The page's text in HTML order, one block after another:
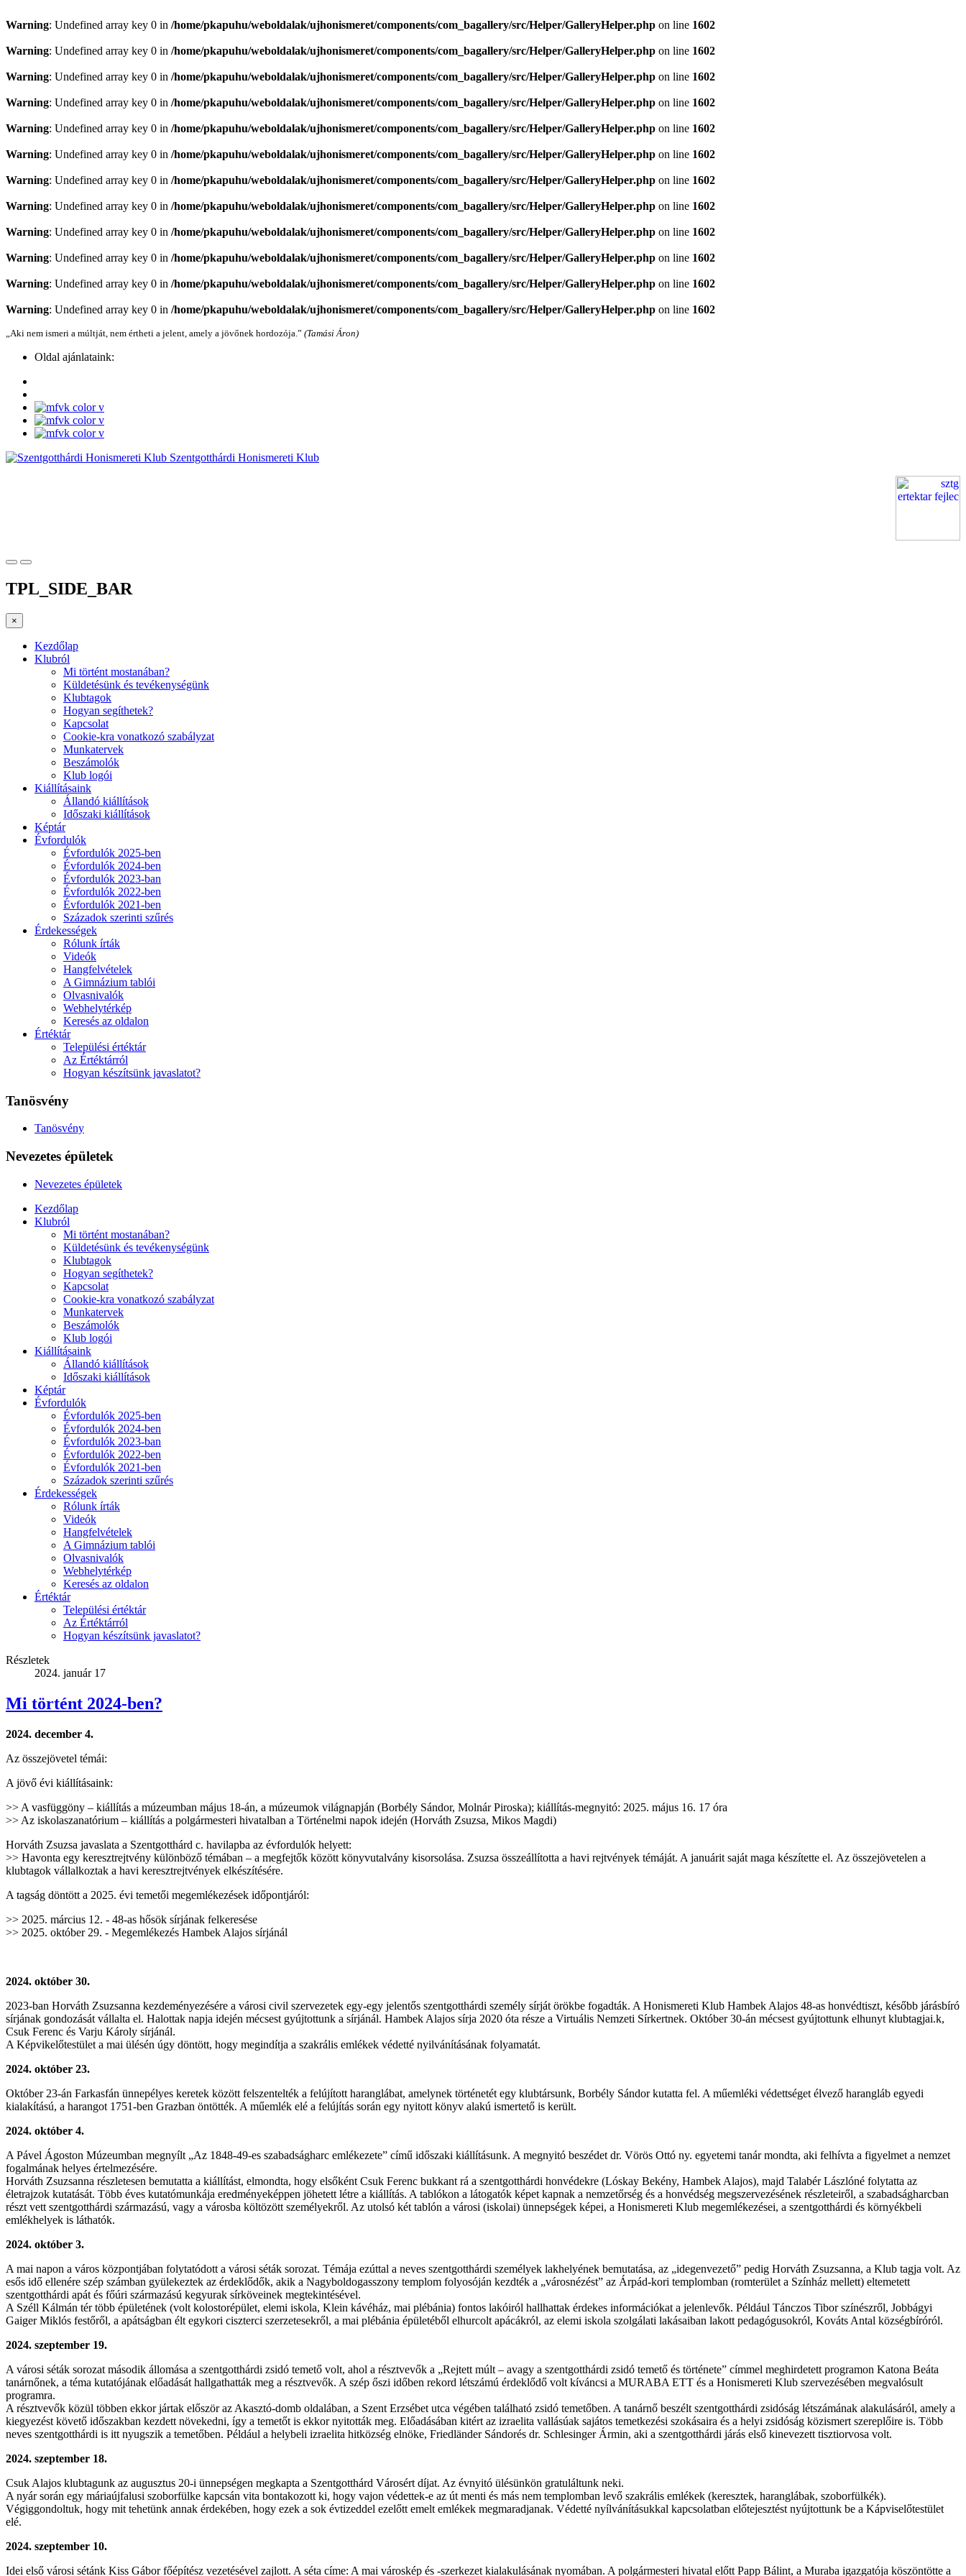
Warning: Undefined array key 0 in /home/pkapuhu/weboldalak/ujhonismeret/components/com_bagallery/src/Helper/GalleryHelper.php on line 1602
Warning: Undefined array key 0 in /home/pkapuhu/weboldalak/ujhonismeret/components/com_bagallery/src/Helper/GalleryHelper.php on line 1602
Warning: Undefined array key 0 in /home/pkapuhu/weboldalak/ujhonismeret/components/com_bagallery/src/Helper/GalleryHelper.php on line 1602
Warning: Undefined array key 0 in /home/pkapuhu/weboldalak/ujhonismeret/components/com_bagallery/src/Helper/GalleryHelper.php on line 1602
Warning: Undefined array key 0 in /home/pkapuhu/weboldalak/ujhonismeret/components/com_bagallery/src/Helper/GalleryHelper.php on line 1602
Warning: Undefined array key 0 in /home/pkapuhu/weboldalak/ujhonismeret/components/com_bagallery/src/Helper/GalleryHelper.php on line 1602
Warning: Undefined array key 0 in /home/pkapuhu/weboldalak/ujhonismeret/components/com_bagallery/src/Helper/GalleryHelper.php on line 1602
Warning: Undefined array key 0 in /home/pkapuhu/weboldalak/ujhonismeret/components/com_bagallery/src/Helper/GalleryHelper.php on line 1602
Warning: Undefined array key 0 in /home/pkapuhu/weboldalak/ujhonismeret/components/com_bagallery/src/Helper/GalleryHelper.php on line 1602
Warning: Undefined array key 0 in /home/pkapuhu/weboldalak/ujhonismeret/components/com_bagallery/src/Helper/GalleryHelper.php on line 1602
Warning: Undefined array key 0 in /home/pkapuhu/weboldalak/ujhonismeret/components/com_bagallery/src/Helper/GalleryHelper.php on line 1602
Warning: Undefined array key 0 in /home/pkapuhu/weboldalak/ujhonismeret/components/com_bagallery/src/Helper/GalleryHelper.php on line 1602
„Aki nem ismeri a múltját, nem értheti a jelent, amely a jövőnek hordozója.” (Tamási Áron)
Oldal ajánlataink:
Szentgotthárdi Honismereti Klub
TPL_SIDE_BAR
×
Kezdőlap
Klubról
Mi történt mostanában?
Küldetésünk és tevékenységünk
Klubtagok
Hogyan segíthetek?
Kapcsolat
Cookie-kra vonatkozó szabályzat
Munkatervek
Beszámolók
Klub logói
Kiállításaink
Állandó kiállítások
Időszaki kiállítások
Képtár
Évfordulók
Évfordulók 2025-ben
Évfordulók 2024-ben
Évfordulók 2023-ban
Évfordulók 2022-ben
Évfordulók 2021-ben
Századok szerinti szűrés
Érdekességek
Rólunk írták
Videók
Hangfelvételek
A Gimnázium tablói
Olvasnivalók
Webhelytérkép
Keresés az oldalon
Értéktár
Települési értéktár
Az Értéktárról
Hogyan készítsünk javaslatot?
Tanösvény
Tanösvény
Nevezetes épületek
Nevezetes épületek
Kezdőlap
Klubról
Mi történt mostanában?
Küldetésünk és tevékenységünk
Klubtagok
Hogyan segíthetek?
Kapcsolat
Cookie-kra vonatkozó szabályzat
Munkatervek
Beszámolók
Klub logói
Kiállításaink
Állandó kiállítások
Időszaki kiállítások
Képtár
Évfordulók
Évfordulók 2025-ben
Évfordulók 2024-ben
Évfordulók 2023-ban
Évfordulók 2022-ben
Évfordulók 2021-ben
Századok szerinti szűrés
Érdekességek
Rólunk írták
Videók
Hangfelvételek
A Gimnázium tablói
Olvasnivalók
Webhelytérkép
Keresés az oldalon
Értéktár
Települési értéktár
Az Értéktárról
Hogyan készítsünk javaslatot?
Részletek
2024. január 17
Mi történt 2024-ben?
2024. december 4.
Az összejövetel témái:
A jövő évi kiállításaink:
>> A vasfüggöny – kiállítás a múzeumban május 18-án, a múzeumok világnapján (Borbély Sándor, Molnár Piroska); kiállítás-megnyitó: 2025. május 16. 17 óra
>> Az iskolaszanatórium – kiállítás a polgármesteri hivatalban a Történelmi napok idején (Horváth Zsuzsa, Mikos Magdi)
Horváth Zsuzsa javaslata a Szentgotthárd c. havilapba az évfordulók helyett:
>> Havonta egy keresztrejtvény különböző témában – a megfejtők között könyvutalvány kisorsolása. Zsuzsa összeállította a havi rejtvények témáját. A januárit saját maga készítette el. Az összejövetelen a
klubtagok vállalkoztak a havi keresztrejtvények elkészítésére.
A tagság döntött a 2025. évi temetői megemlékezések időpontjáról:
>> 2025. március 12. - 48-as hősök sírjának felkeresése
>> 2025. október 29. - Megemlékezés Hambek Alajos sírjánál
2024. október 30.
2023-ban Horváth Zsuzsanna kezdeményezésére a városi civil szervezetek egy-egy jelentős szentgotthárdi személy sírját örökbe fogadták. A Honismereti Klub Hambek Alajos 48-as honvédtiszt, később járásbíró
sírjának gondozását vállalta el. Halottak napja idején mécsest gyújtottunk a sírjánál. Hambek Alajos sírja 2020 óta része a Virtuális Nemzeti Sírkertnek. Október 30-án mécsest gyújtottunk elhunyt klubtagjai.k,
Csuk Ferenc és Varju Károly sírjánál.
A Képvikelőtestület a mai ülésén úgy döntött, hogy megindítja a szakrális emlékek védetté nyilvánításának folyamatát.
2024. október 23.
Október 23-án Farkasfán ünnepélyes keretek között felszentelték a felújított haranglábat, amelynek történetét egy klubtársunk, Borbély Sándor kutatta fel. A műemléki védettséget élvező harangláb egyedi
kialakítású, a harangot 1751-ben Grazban öntötték. A műemlék elé a felújítás során egy nyitott könyv alakú ismertető is került.
2024. október 4.
A Pável Ágoston Múzeumban megnyílt „Az 1848-49-es szabadságharc emlékezete” című időszaki kiállításunk. A megnyitó beszédet dr. Vörös Ottó ny. egyetemi tanár mondta, aki felhívta a figyelmet a nemzet
fogalmának helyes értelmezésére.
Horváth Zsuzsanna részletesen bemutatta a kiállítást, elmondta, hogy elsőként Csuk Ferenc bukkant rá a szentgotthárdi honvédekre (Lóskay Bekény, Hambek Alajos), majd Talabér Lászlóné folytatta az
életrajzok kutatását. Több éves kutatómunkája eredményeképpen jöhetett létre a kiállítás. A tablókon a látogatók képet kapnak a nemzetőrség és a honvédség megszervezésének részleteiről, a szabadságharcban
részt vett szentgotthárdi származású, vagy a városba költözött személyekről. Az utolsó két tablón a városi (iskolai) ünnepségek képei, a Honismereti Klub megemlékezései, a szentgotthárdi és környékbeli
emlékhelyek is láthatók.
2024. október 3.
A mai napon a város központjában folytatódott a városi séták sorozat. Témája ezúttal a neves szentgotthárdi személyek lakhelyének bemutatása, az „idegenvezető” pedig Horváth Zsuzsanna, a Klub tagja volt. Az
esős idő ellenére szép számban gyülekeztek az érdeklődők, akik a Nagyboldogasszony templom folyosóján kezdték a „városnézést” az Árpád-kori templomban (romterület a Színház mellett) eltemetett
szentgotthárdi apát és főúri származású kegyurak sírköveinek megtekintésével.
A Széll Kálmán tér több épületének (volt kolostorépület, elemi iskola, Klein kávéház, mai plébánia) fontos lakóiról hallhattak érdekes információkat a jelenlevők. Például Tánczos Tibor színészről, Jobbágyi
Gaiger Miklós festőről, a apátságban élt egykori ciszterci szerzetesekről, a mai plébánia épületéből elhurcolt apácákról, az elemi iskola szolgálati lakásaiban lakott pedagógusokról, Kováts Antal községbíróról.
2024. szeptember 19.
A városi séták sorozat második állomása a szentgotthárdi zsidó temető volt, ahol a résztvevők a „Rejtett múlt – avagy a szentgotthárdi zsidó temető és története” címmel meghirdetett programon Katona Beáta
tanárnőnek, a téma kutatójának előadását hallgathatták meg a résztvevők. A szép őszi időben rekord létszámú érdeklődő volt kíváncsi a MURABA ETT és a Honismereti Klub szervezésében megvalósult
programra.
A résztvevők közül többen ekkor jártak először az Akasztó-domb oldalában, a Szent Erzsébet utca végében található zsidó temetőben. A tanárnő beszélt szentgotthárdi zsidóság létszámának alakulásáról, amely a
kiegyezést követő időszakban kezdett növekedni, így a temetőt is ekkor nyitották meg. Előadásában kitért az izraelita vallásúak sajátos temetkezési szokásaira és a helyi zsidóság közismert szereplőire is. Több
neves szentgotthárdi is itt nyugszik a temetőben. Például a helybeli izraelita hitközség elnöke, Friedländer Sándorés dr. Schlesinger Ármin, aki a szentgotthárdi járás első kinevezett tisztiorvosa volt.
2024. szeptember 18.
Csuk Alajos klubtagunk az augusztus 20-i ünnepségen megkapta a Szentgotthárd Városért díjat. Az évnyitó ülésünkön gratuláltunk neki.
A nyár során egy máriaújfalusi szoborfülke kapcsán vita bontakozott ki, hogy vajon védettek-e az út menti és más nem templomban levő szakrális emlékek (keresztek, haranglábak, szoborfülkék).
Végiggondoltuk, hogy mit tehetünk annak érdekében, hogy ezek a sok évtizeddel ezelőtt emelt emlékek megmaradjanak. Védetté nyílvánításukkal kapcsolatban előtejesztést nyújtottunk be a Kápviselőtestület
elé.
2024. szeptember 10.
Idei első városi sétánk Kiss Gábor főépítész vezetésével zajlott. A séta címe: A mai városkép és -szerkezet kialakulásának nyomában. A polgármesteri hivatal előtt Papp Bálint, a Muraba igazgatója köszöntötte a